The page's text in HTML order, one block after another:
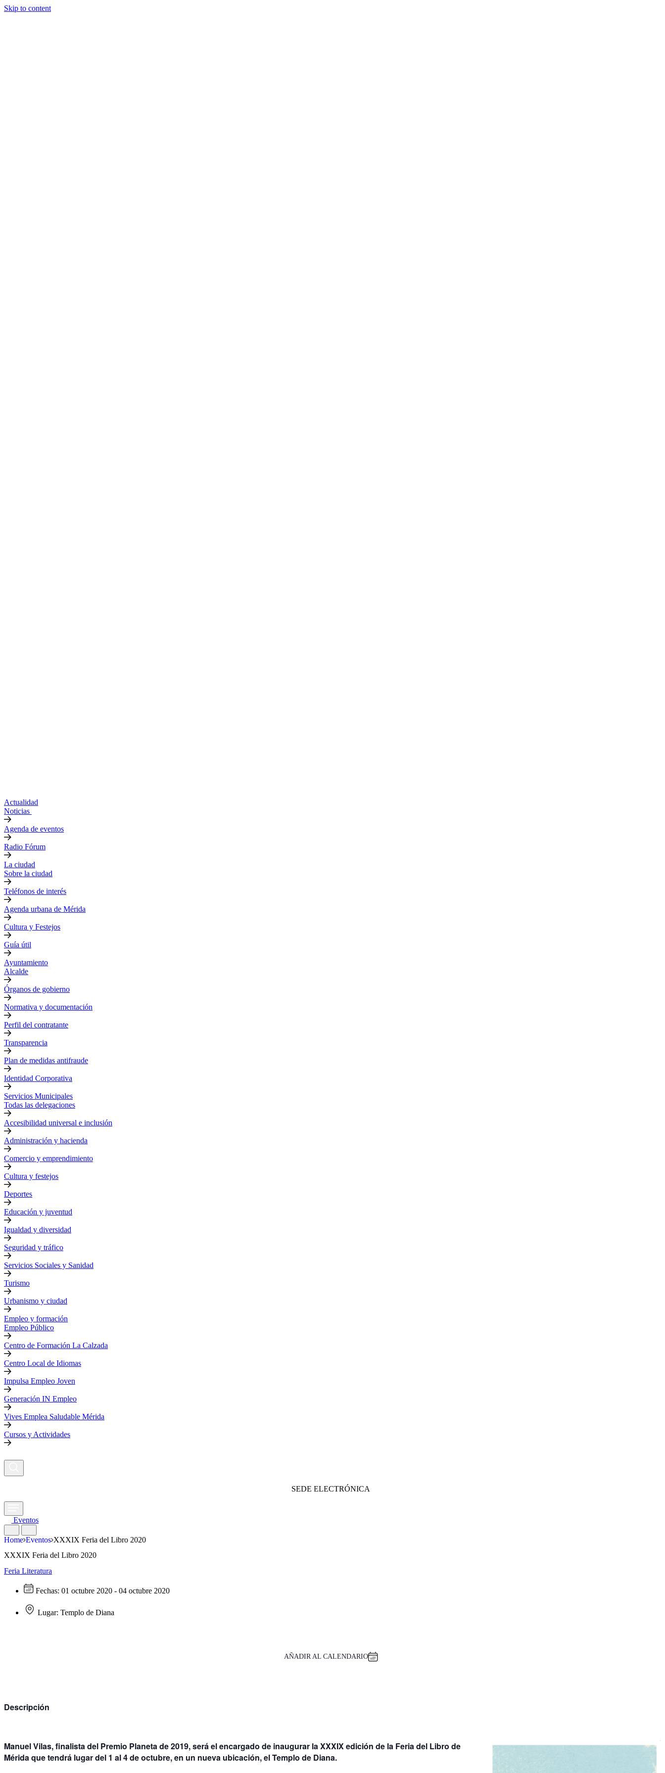
Skip to content
Actualidad
Noticias
Agenda de eventos
Radio Fórum
La ciudad
Sobre la ciudad
Teléfonos de interés
Agenda urbana de Mérida
Cultura y Festejos
Guía útil
Ayuntamiento
Alcalde
Órganos de gobierno
Normativa y documentación
Perfil del contratante
Transparencia
Plan de medidas antifraude
Identidad Corporativa
Servicios Municipales
Todas las delegaciones
Accesibilidad universal e inclusión
Administración y hacienda
Comercio y emprendimiento
Cultura y festejos
Deportes
Educación y juventud
Igualdad y diversidad
Seguridad y tráfico
Servicios Sociales y Sanidad
Turismo
Urbanismo y ciudad
Empleo y formación
Empleo Público
Centro de Formación La Calzada
Centro Local de Idiomas
Impulsa Empleo Joven
Generación IN Empleo
Vives Emplea Saludable Mérida
Cursos y Actividades
SEDE ELECTRÓNICA
Eventos
Home Eventos XXXIX Feria del Libro 2020
XXXIX Feria del Libro 2020
Feria Literatura
Fechas: 01 octubre 2020 - 04 octubre 2020
Lugar: Templo de Diana
AÑADIR AL CALENDARIO
Descripción
Manuel Vilas, finalista del Premio Planeta de 2019, será el encargado de inaugurar la XXXIX edición de la Feria del Libro de
Mérida que tendrá lugar del 1 al 4 de octubre, en un nueva ubicación, el Templo de Diana.